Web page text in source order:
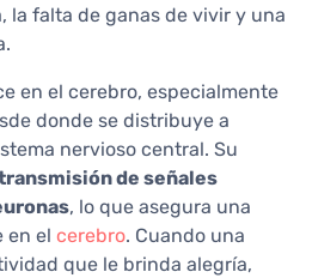
la falta de ganas de vivir y una
en el cerebro, especialmente
donde se distribuye a
nervioso central. Su
de señales
, lo que asegura una
en el cerebro. Cuando una
que le brinda alegría,